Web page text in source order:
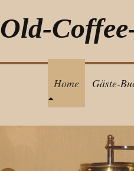
Old-
Home Gäste-